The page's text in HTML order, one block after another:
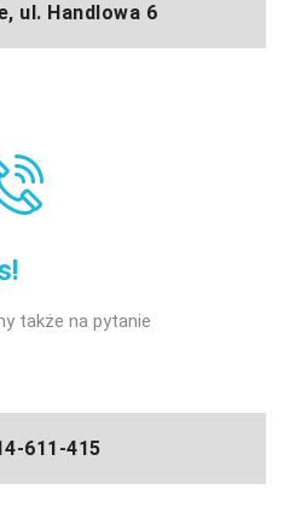
ul. Handlowa 6
także na pytanie
611-415